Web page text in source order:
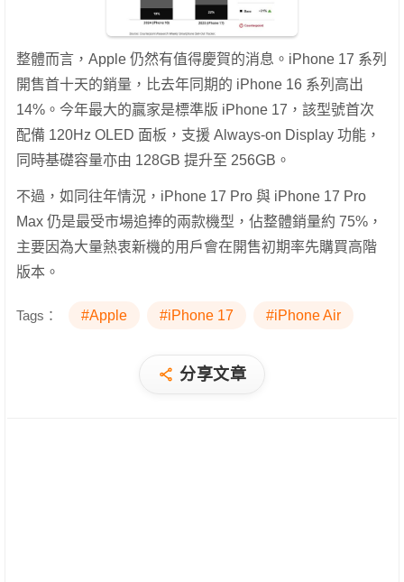
整體而言，Apple 仍然有值得慶賀的消息。iPhone 17 系列
開售首十天的銷量，比去年同期的 iPhone 16 系列高出
14%。今年最大的贏家是標準版 iPhone 17，該型號首次
配備 120Hz OLED 面板，支援 Always-on Display 功能，
同時基礎容量亦由 128GB 提升至 256GB。
不過，如同往年情況，iPhone 17 Pro 與 iPhone 17 Pro
Max 仍是最受市場追捧的兩款機型，佔整體銷量約 75%，
主要因為大量熱衷新機的用戶會在開售初期率先購買高階
版本。
Tags： #Apple #iPhone 17 #iPhone Air
分享文章